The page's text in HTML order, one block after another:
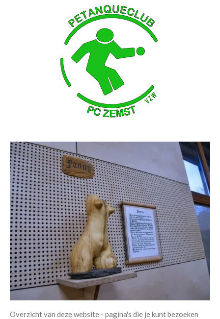
Overzicht van deze website - pagina's die je kunt bezoeken